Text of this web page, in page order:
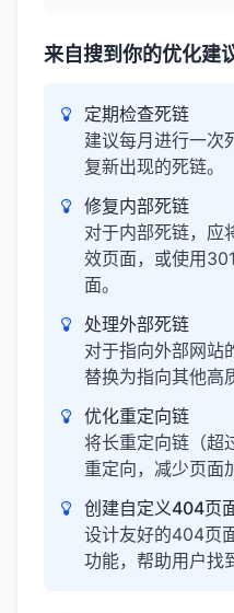
来自搜到你的优化建
定期检查死链
建议每月进行一次
复新出现的死链。
修复内部死链
对于内部死链，应
效页面，或使用
面。
处理外部死链
对于指向外部网站
替换为指向其他高
优化重定向链
将长重定向链（超
重定向，减少页面
创建自定义404页
设计友好的404页
功能，帮助用户找